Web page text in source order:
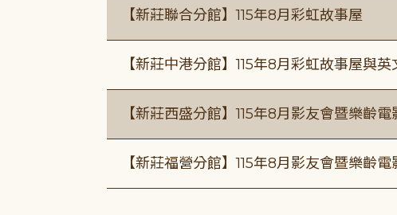
【新莊聯合分館】115年8月彩虹故事屋
【新莊中港分館】115年8月彩虹故事屋與
【新莊西盛分館】115年8月影友會暨樂齡電
【新莊福營分館】115年8月影友會暨樂齡電